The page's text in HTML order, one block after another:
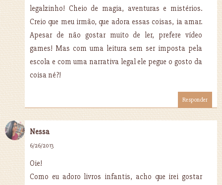
legalzinho! Cheio de magia, aventuras e mistérios.
Creio que meu irmão, que adora essas coisas, ia amar.
Apesar de não gostar muito de ler, prefere vídeo
games! Mas com uma leitura sem ser imposta pela
escola e com uma narrativa legal ele pegue o gosto da
coisa né?!
Responder
Nessa
6/26/2013
Oie!
Como eu adoro livros infantis, acho que irei gostar